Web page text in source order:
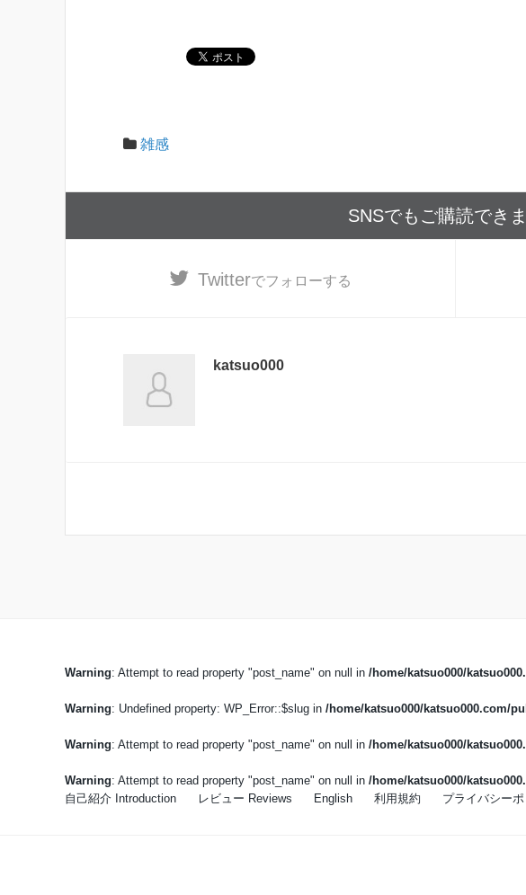
雑感
SNSでもご購読できま
Twitterでフォローする
katsuo000
Warning: Attempt to read property "post_name" on null in /home/katsuo000/
Warning: Undefined property: WP_Error::$slug in /home/katsuo000/katsuo000.com/
Warning: Attempt to read property "post_name" on null in /home/katsuo000/
Warning: Attempt to read property "post_name" on null in /home/katsuo000/
自己紹介 Introduction
レビュー Reviews English 利用規約 プライバシー